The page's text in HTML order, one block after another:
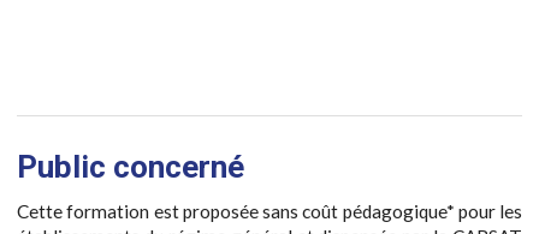
Public concerné
Cette formation est proposée sans coût pédagogique* pour les